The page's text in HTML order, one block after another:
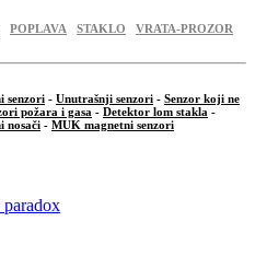
POPLAVA STAKLO VRATA-PROZOR
senzori - Unutrašnji senzori - Senzor koji ne
požara i gasa - Detektor lom stakla -
nosači - MUK magnetni senzori